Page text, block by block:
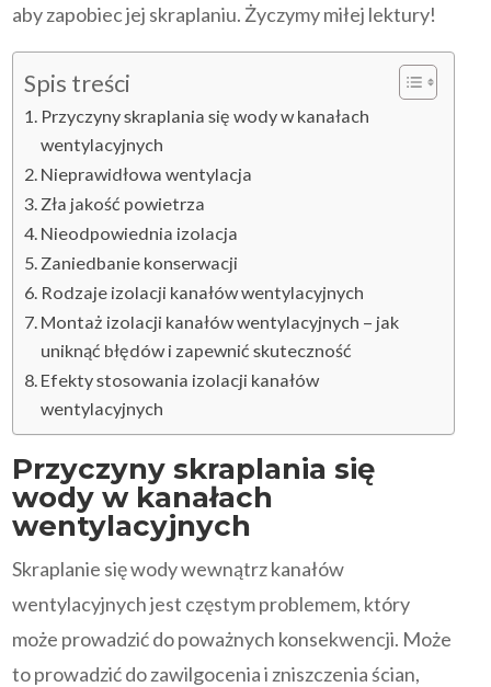
aby zapobiec jej skraplaniu. Życzymy miłej lektury!
Spis treści
Przyczyny skraplania się wody w kanałach
wentylacyjnych
Nieprawidłowa wentylacja
Zła jakość powietrza
Nieodpowiednia izolacja
Zaniedbanie konserwacji
Rodzaje izolacji kanałów wentylacyjnych
Montaż izolacji kanałów wentylacyjnych – jak
uniknąć błędów i zapewnić skuteczność
Efekty stosowania izolacji kanałów
wentylacyjnych
Przyczyny skraplania się
wody w kanałach
wentylacyjnych
Skraplanie się wody wewnątrz kanałów
wentylacyjnych jest częstym problemem, który
może prowadzić do poważnych konsekwencji. Może
to prowadzić do zawilgocenia i zniszczenia ścian,